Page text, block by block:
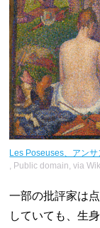
Les Poseuses、アンサ
, Public domain, via
一部の批評家は
していても、生